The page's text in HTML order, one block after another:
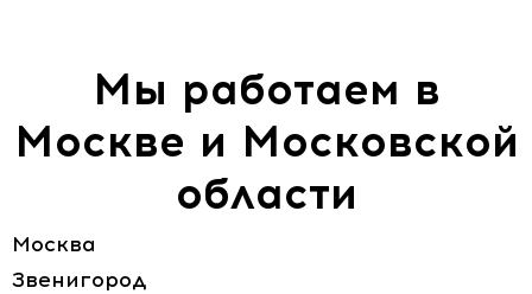
Мы работаем в
Москве и Московской
области
Москва
Звенигород